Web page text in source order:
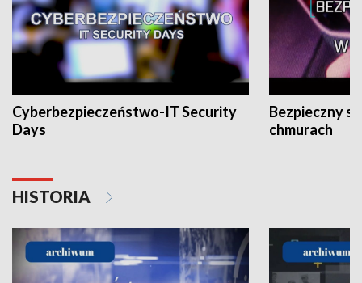
Cyberbezpieczeństwo-IT Security
Days
Bezpieczny
chmurach
HISTORIA